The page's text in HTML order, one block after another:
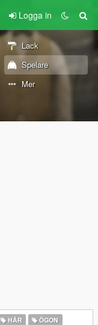
Logga in
Lack
Spelare
Mer
HÅR
ÖGON